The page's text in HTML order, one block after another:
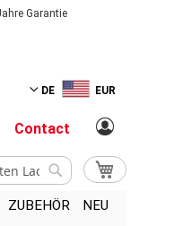
Garantie
DE EUR
Contact
Mein Warenkorb
Suche
ZUBEHÖR
NEU